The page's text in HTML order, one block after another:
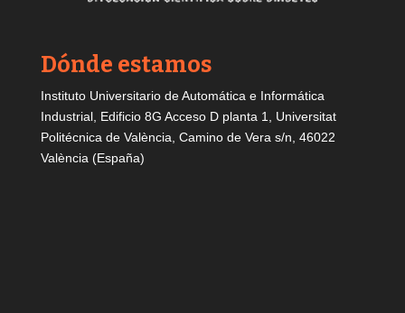
Dónde estamos
Instituto Universitario de Automática e Informática
Industrial, Edificio 8G Acceso D planta 1, Universitat
Politécnica de València, Camino de Vera s/n, 46022
València (España)